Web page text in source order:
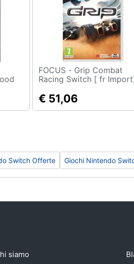
FOCUS - Grip Combat
Racing Switch [ fr
€ 51,06
Switch Offerte Giochi Nintendo
siamo